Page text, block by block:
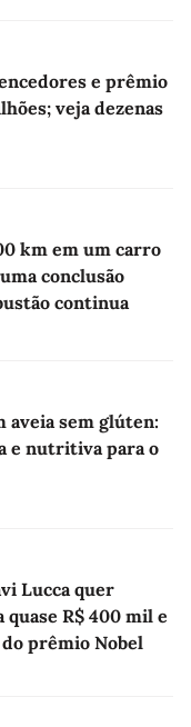
e prêmio
veja dezenas
km em um carro
conclusão
continua
aveia sem glúten:
e nutritiva para o
Lucca quer
quase R$ 400 mil e
prêmio Nobel